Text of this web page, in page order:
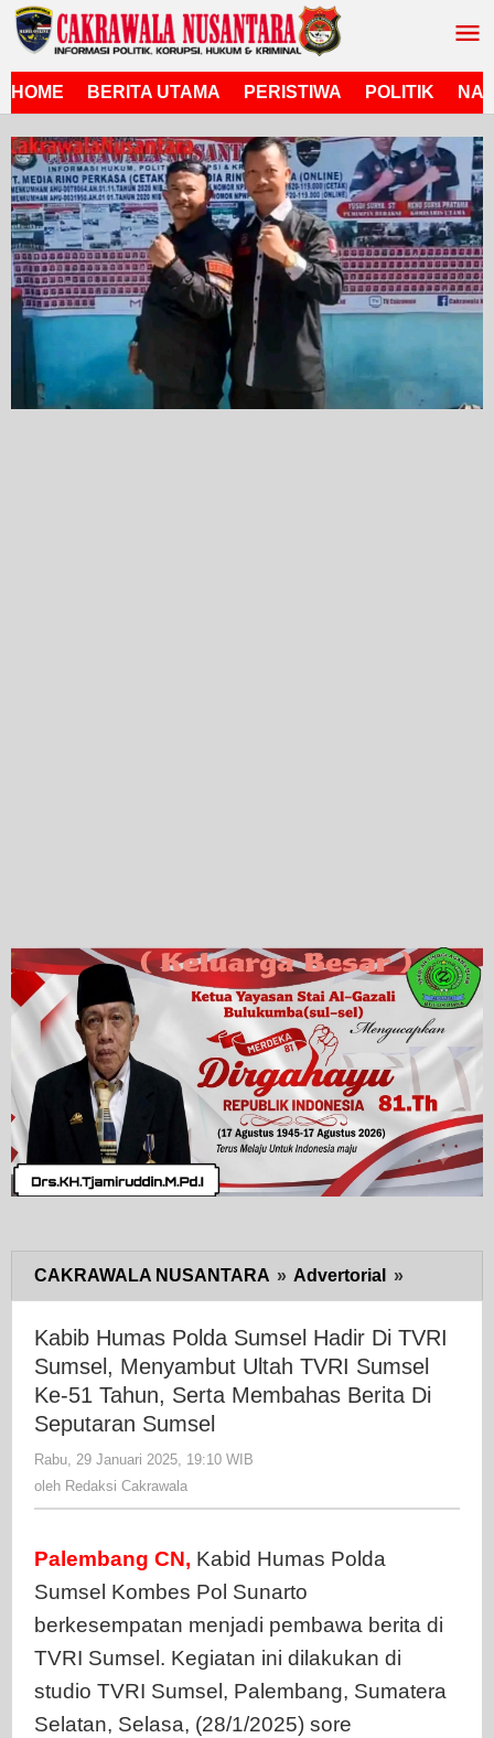
Lewati
ke
HOME
BERITA UTAMA PERISTIWA POLITIK
CAKRAWALA NUSANTARA » Advertorial »
Humas
Polda
Sumsel
Di
Ultah
51
Kabib Humas Polda Sumsel Hadir Di TVRI
Sumsel, Menyambut Ultah TVRI Sumsel
Ke-51 Tahun, Serta Membahas Berita Di
Seputaran Sumsel
Rabu, 29 Januari 2025, 19:10 WIB
oleh Redaksi Cakrawala
Palembang CN, Kabid Humas Polda
Sumsel Kombes Pol Sunarto
berkesempatan menjadi pembawa berita di
TVRI Sumsel. Kegiatan ini dilakukan di
studio TVRI Sumsel, Palembang, Sumatera
Selatan, Selasa, (28/1/2025) sore